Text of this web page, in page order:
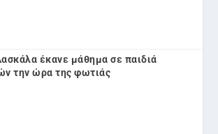
έκανε μάθημα σε παιδιά
την ώρα της φωτιάς